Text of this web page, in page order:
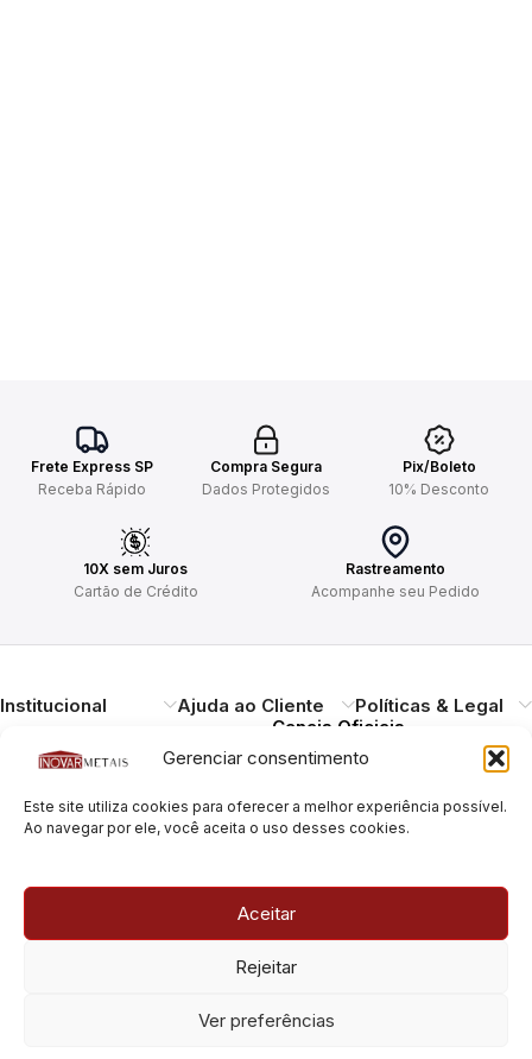
Gerenciar consentimento
Este site utiliza cookies para oferecer a melhor experiência possível.
Ao navegar por ele, você aceita o uso desses cookies.
Aceitar
Rejeitar
Ver preferências
Frete Express SP
Receba Rápido
Compra Segura
Dados Protegidos
Pix/Boleto
10% Desconto
10X sem Juros
Cartão de Crédito
Rastreamento
Acompanhe seu Pedido
Institucional Ajuda ao Cliente Políticas & Legal
Entregando qualidade,
durabilidade e design.
Estamos à disposição.
São Paulo/SP – CEP: 05424-
São Paulo/SP – CEP: 05424-
Canais Oficiais
Pague com Segurança